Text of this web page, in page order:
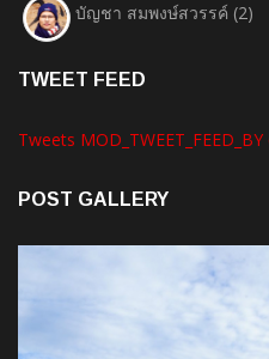
บัญชา สมพงษ์สวรรค์ (2)
TWEET FEED
Tweets
POST GALLERY